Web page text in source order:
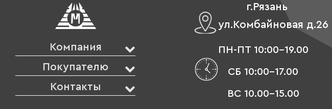
Компания
Покупателю
Контакты
г.Рязань
ул.Комбайновая д.26
ПН-ПТ 10:00-19.00
СБ 10:00-17.00
ВС 10.00-15.00